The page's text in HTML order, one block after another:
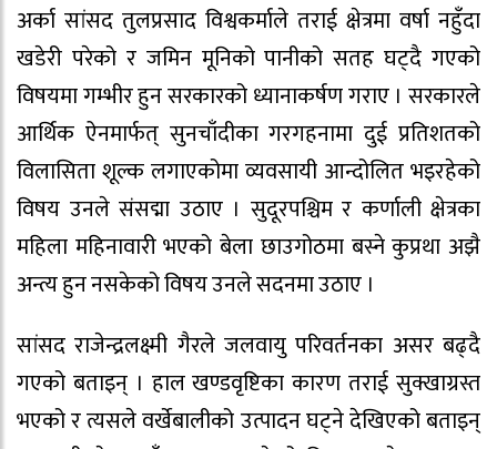
अर्का सांसद तुलप्रसाद विश्वकर्माले तराई क्षेत्रमा वर्षा नहुँदा
खडेरी परेको र जमिन मूनिको पानीको सतह घट्दै गएको
विषयमा गम्भीर हुन सरकारको ध्यानाकर्षण गराए । सरकारले
आर्थिक ऐनमार्फत् सुनचाँदीका गरगहनामा दुई प्रतिशतको
विलासिता शूल्क लगाएकोमा व्यवसायी आन्दोलित भइरहेको
विषय उनले संसद्मा उठाए । सुदूरपश्चिम र कर्णाली क्षेत्रका
महिला महिनावारी भएको बेला छाउगोठमा बस्ने कुप्रथा अझै
अन्त्य हुन नसकेको विषय उनले सदनमा उठाए ।
सांसद राजेन्द्रलक्ष्मी गैरले जलवायु परिवर्तनका असर बढ्दै
गएको बताइन् । हाल खण्डवृष्टिका कारण तराई सुक्खाग्रस्त
भएको र त्यसले वर्खेबालीको उत्पादन घट्ने देखिएको बताइन्